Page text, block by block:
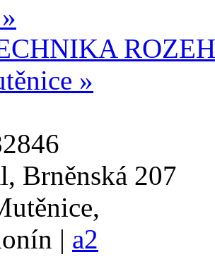
»
Brněnská 207
| a2